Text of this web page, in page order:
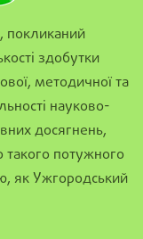
покликаний
здобутки
методичної та
науково-
досягнень,
такого потужного
як Ужгородський